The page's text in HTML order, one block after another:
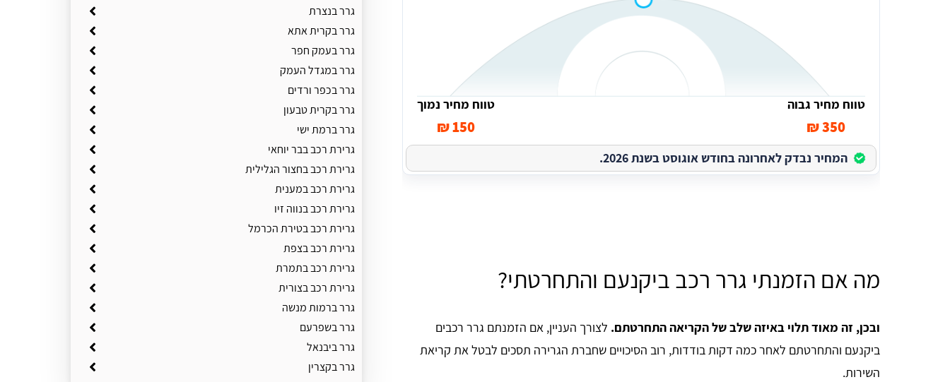
טווח מחיר גבוה
350 ₪
טווח מחיר נמוך
150 ₪
המחיר נבדק לאחרונה בחודש אוגוסט בשנת 2026.
מה אם הזמנתי גרר רכב ביקנעם והתחרטתי?
ובכן, זה מאוד תלוי באיזה שלב של הקריאה התחרטתם. לצורך העניין, אם הזמנתם גרר רכבים
ביקנעם והתחרטתם לאחר כמה דקות בודדות, רוב הסיכויים שחברת הגרירה תסכים לבטל את קריאת
השירות.
גרר בנצרת
גרר בקרית אתא
גרר בעמק חפר
גרר במגדל העמק
גרר בכפר ורדים
גרר בקרית טבעון
גרר ברמת ישי
גרירת רכב בבר יוחאי
גרירת רכב בחצור הגלילית
גרירת רכב במענית
גרירת רכב בנווה זיו
גרירת רכב בטירת הכרמל
גרירת רכב בצפת
גרירת רכב בתמרת
גרירת רכב בצורית
גרר ברמות מנשה
גרר בשפרעם
גרר ביבנאל
גרר בקצרין